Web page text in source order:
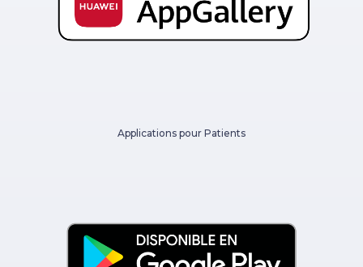
Applications pour Patients